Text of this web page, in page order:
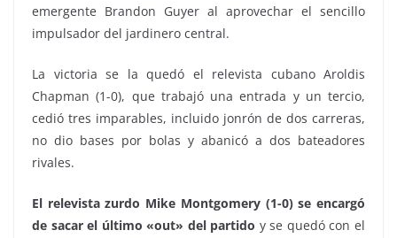
emergente Brandon Guyer al aprovechar el sencillo
impulsador del jardinero central.
La victoria se la quedó el relevista cubano Aroldis
Chapman (1-0), que trabajó una entrada y un tercio,
cedió tres imparables, incluido jonrón de dos carreras,
no dio bases por bolas y abanicó a dos bateadores
rivales.
El relevista zurdo Mike Montgomery (1-0) se encargó
de sacar el último «out» del partido y se quedó con el